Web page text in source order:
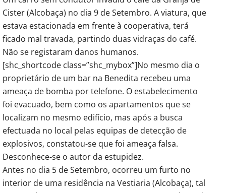
Cister (Alcobaça) no dia 9 de Setembro. A viatura, que
estava estacionada em frente à cooperativa, terá
ficado mal travada, partindo duas vidraças do café.
Não se registaram danos humanos.
[shc_shortcode class=”shc_mybox”]No mesmo dia o
proprietário de um bar na Benedita recebeu uma
ameaça de bomba por telefone. O estabelecimento
foi evacuado, bem como os apartamentos que se
localizam no mesmo edifício, mas após a busca
efectuada no local pelas equipas de detecção de
explosivos, constatou-se que foi ameaça falsa.
Desconhece-se o autor da estupidez.
Antes no dia 5 de Setembro, ocorreu um furto no
interior de uma residência na Vestiaria (Alcobaça), tal